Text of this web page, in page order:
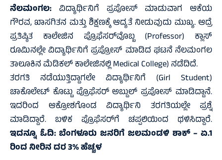
ನೆಲಮಂಗಲ: ವಿದ್ಯಾರ್ಥಿನಿಗೆ ಪ್ರಪೋಸ್ ಮಾಡುವಾಗ ಆಕೆಯ
ಗೌರವ, ಖಾಸಗಿತನ ಮತ್ತು ಶಿಕ್ಷಣಕ್ಕೆ ಆದ್ಯತೆ ನೀಡುವುದು ಮುಖ್ಯ. ಆದ್ರೆ
ಪ್ರತಿಷ್ಠಿತ ಕಾಲೇಜಿನ ಪ್ರೊಫೆಸರ್‌ವೊಬ್ಬ (Professor) ಕ್ಲಾಸ್‌
ರೂಮಿನಲ್ಲೇ ವಿದ್ಯಾರ್ಥಿನಿಗೆ ಪ್ರಪ್ರೋಸ್‌ ಮಾಡಿದ ಘಟನೆ ನೆಲಮಂಗಲ
ತಾಲೂಕಿನ ಮೆಡಿಕಲ್ ಕಾಲೇಜಿನಲ್ಲಿ Medical College) ನಡೆದಿದೆ.
ತರಗತಿ ನಡೆಯುತ್ತಿದ್ದಾಗಲೇ ವಿದ್ಯಾರ್ಥಿನಿಗೆ (Girl Student)
ಚಾಕೊಲೇಟ್ ಕೊಟ್ಟು ಪ್ರೊಫೆಸರ್‌ ಅಬ್ದುಲ್‌ ಪ್ರಪೋಸ್‌ ಮಾಡಿದ್ದಾನೆ.
ಇದರಿಂದ ಆಕ್ರೋಶಗೊಂಡ ವಿದ್ಯಾರ್ಥಿನಿ ತರಗತಿಯಲ್ಲೇ ಪ್ರಶ್ನೆ
ಮಾಡಿದ್ದಾರೆ. ಬಳಿಕ ಪ್ರೊಫೆಸರ್‌ಗೆ ಚಪ್ಪಲಿಯಿಂದ ಥಳಿಸಿದ್ದಾರೆ.
ಇದನ್ನೂ ಓದಿ:ಬೆಂಗಳೂರು ಜನರಿಗೆ ಜಲಮಂಡಳಿ ಶಾಕ್‌ – ಏ.1
ರಿಂದ ನೀರಿನ ದರ 3% ಹೆಚ್ಚಳ